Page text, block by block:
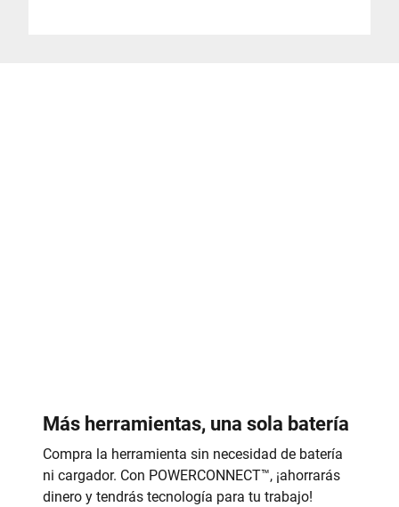
Más herramientas, una sola batería
Compra la herramienta sin necesidad de batería
ni cargador. Con POWERCONNECT™, ¡ahorrarás
dinero y tendrás tecnología para tu trabajo!